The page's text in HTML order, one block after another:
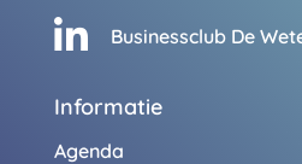
 Businessclub De
Informatie
Agenda